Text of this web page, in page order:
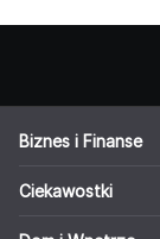
Biznes i Finanse
Ciekawostki